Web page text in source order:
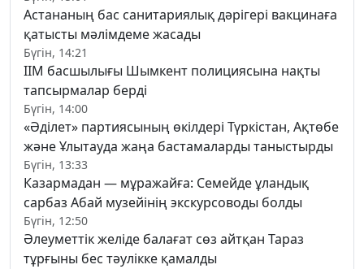
Астананың бас санитариялық дәрігері вакцинаға
қатысты мәлімдеме жасады
Бүгін, 14:21
ІІМ басшылығы Шымкент полициясына нақты
тапсырмалар берді
Бүгін, 14:00
«Әділет» партиясының өкілдері Түркістан, Ақтөбе
және Ұлытауда жаңа бастамаларды таныстырды
Бүгін, 13:33
Казармадан — мұражайға: Семейде ұландық
сарбаз Абай музейінің экскурсоводы болды
Бүгін, 12:50
Әлеуметтік желіде балағат сөз айтқан Тараз
тұрғыны бес тәулікке қамалды